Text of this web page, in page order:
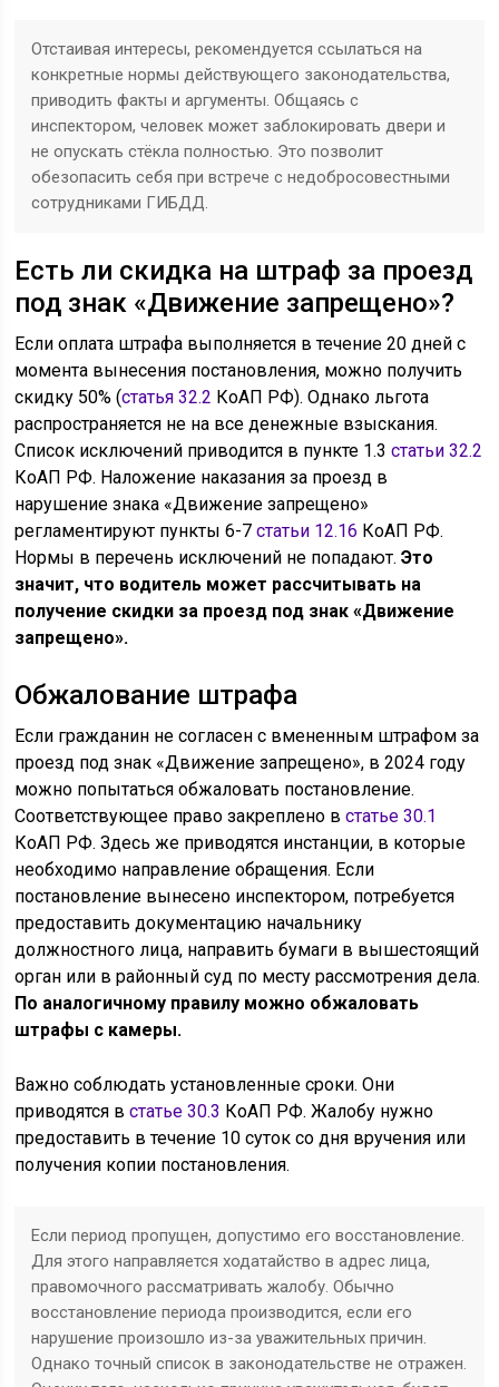
Отстаивая интересы, рекомендуется ссылаться на
конкретные нормы действующего законодательства,
приводить факты и аргументы. Общаясь с
инспектором, человек может заблокировать двери и
не опускать стёкла полностью. Это позволит
обезопасить себя при встрече с недобросовестными
сотрудниками ГИБДД.
Есть ли скидка на штраф за проезд
под знак «Движение запрещено»?
Если оплата штрафа выполняется в течение 20 дней с
момента вынесения постановления, можно получить
скидку 50% (статья 32.2 КоАП РФ). Однако льгота
распространяется не на все денежные взыскания.
Список исключений приводится в пункте 1.3статьи 32.2
КоАП РФ. Наложение наказания за проезд в
нарушение знака «Движение запрещено»
регламентируют пункты 6-7статьи 12.16 КоАП РФ.
Нормы в перечень исключений не попадают.Это
значит, что водитель может рассчитывать на
получение скидки за проезд под знак «Движение
запрещено».
Обжалование штрафа
Если гражданин не согласен с вмененным штрафом за
проезд под знак «Движение запрещено», в 2024 году
можно попытаться обжаловать постановление.
Соответствующее право закреплено встатье 30.1
КоАП РФ. Здесь же приводятся инстанции, в которые
необходимо направление обращения. Если
постановление вынесено инспектором, потребуется
предоставить документацию начальнику
должностного лица, направить бумаги в вышестоящий
орган или в районный суд по месту рассмотрения дела.
По аналогичному правилу можно обжаловать
штрафы с камеры.
Важно соблюдать установленные сроки. Они
приводятся встатье 30.3 КоАП РФ. Жалобу нужно
предоставить в течение 10 суток со дня вручения или
получения копии постановления.
Если период пропущен, допустимо его восстановление.
Для этого направляется ходатайство в адрес лица,
правомочного рассматривать жалобу. Обычно
восстановление периода производится, если его
нарушение произошло из-за уважительных причин.
Однако точный список в законодательстве не отражен.